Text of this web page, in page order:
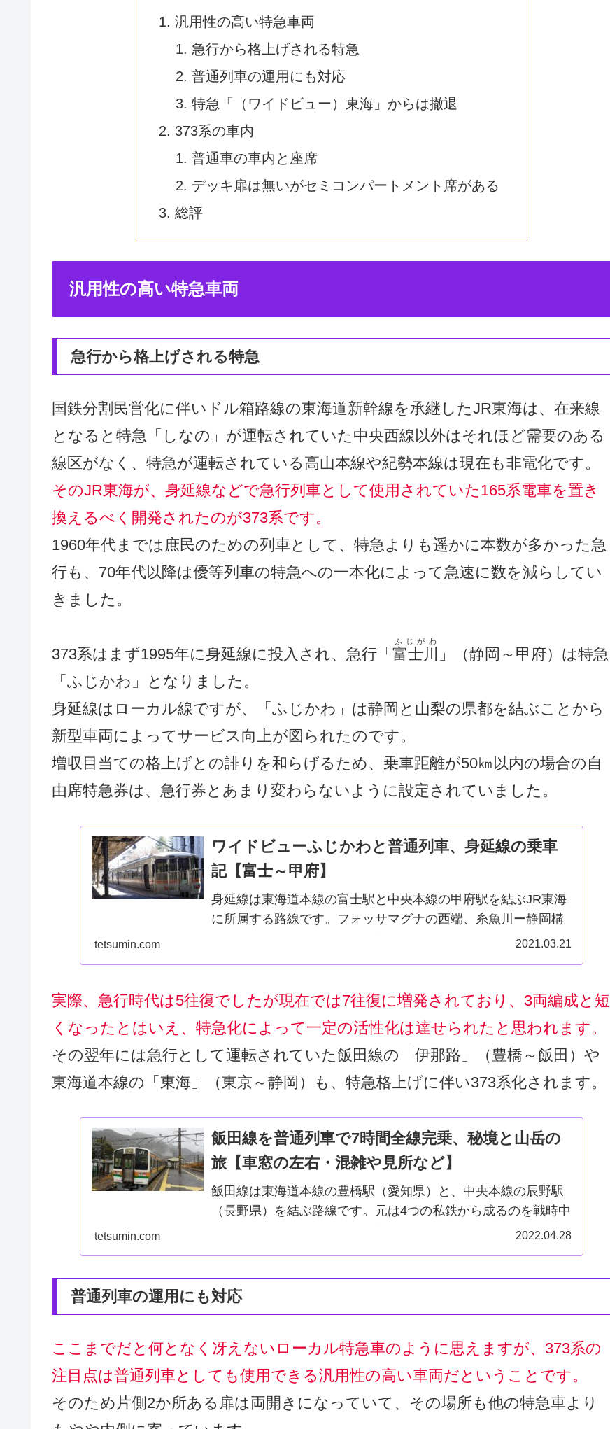
汎用性の高い特急車両
急行から格上げされる特急
普通列車の運用にも対応
特急「（ワイドビュー）東海」からは撤退
373系の車内
普通車の車内と座席
デッキ扉は無いがセミコンパートメント席がある
総評
汎用性の高い特急車両
急行から格上げされる特急
国鉄分割民営化に伴いドル箱路線の東海道新幹線を承継したJR東海は、在来線
となると特急「しなの」が運転されていた中央西線以外はそれほど需要のある
線区がなく、特急が運転されている高山本線や紀勢本線は現在も非電化です。
そのJR東海が、身延線などで急行列車として使用されていた165系電車を置き
換えるべく開発されたのが373系です。
1960年代までは庶民のための列車として、特急よりも遥かに本数が多かった急
行も、70年代以降は優等列車の特急への一本化によって急速に数を減らしてい
きました。
373系はまず1995年に身延線に投入され、急行「 富士川
ふじがわ
」（静岡～甲府）は特急
「ふじかわ」となりました。
身延線はローカル線ですが、「ふじかわ」は静岡と山梨の県都を結ぶことから
新型車両によってサービス向上が図られたのです。
増収目当ての格上げとの誹りを和らげるため、乗車距離が50㎞以内の場合の自
由席特急券は、急行券とあまり変わらないように設定されていました。
ワイドビューふじかわと普通列車、身延線の乗車
記【富士～甲府】
身延線は東海道本線の富士駅と中央本線の甲府駅を結ぶJR東海
に所属する路線です。フォッサマグナの西端、糸魚川ー静岡構
造線に沿って走り、戦前に地方私鉄として開業した歴史を持つ
tetsumin.com 2021.03.21
実際、急行時代は5往復でしたが現在では7往復に増発されており、3両編成と短
くなったとはいえ、特急化によって一定の活性化は達せられたと思われます。
その翌年には急行として運転されていた飯田線の「伊那路」（豊橋～飯田）や
東海道本線の「東海」（東京～静岡）も、特急格上げに伴い373系化されます。
飯田線を普通列車で7時間全線完乗、秘境と山岳の
旅【車窓の左右・混雑や見所など】
飯田線は東海道本線の豊橋駅（愛知県）と、中央本線の辰野駅
（長野県）を結ぶ路線です。元は4つの私鉄から成るのを戦時中
に国有化したので、地形に忠実に線路が建設されており、天竜
tetsumin.com 2022.04.28
普通列車の運用にも対応
ここまでだと何となく冴えないローカル特急車のように思えますが、373系の
注目点は普通列車としても使用できる汎用性の高い車両だということです。
そのため片側2か所ある扉は両開きになっていて、その場所も他の特急車より